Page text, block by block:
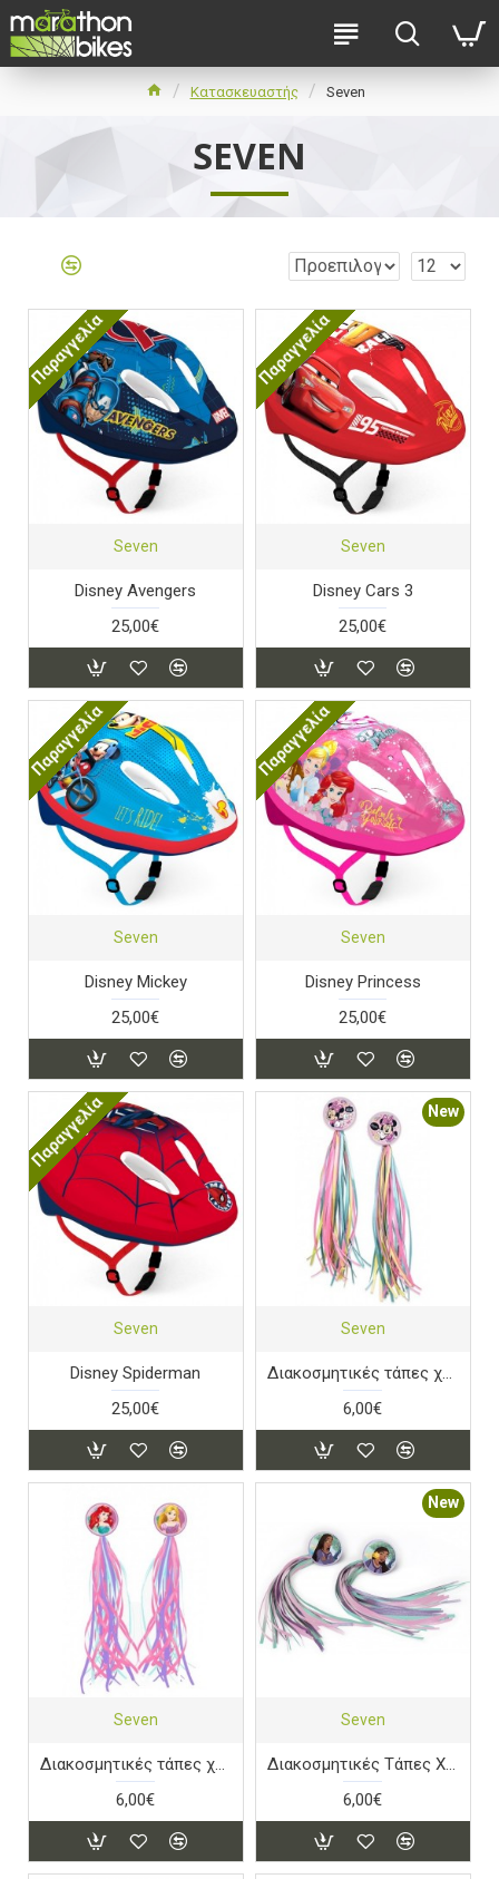
Κατασκευαστής Seven
SEVEN
Παραγγελία
Seven
Disney Avengers
25,00€
Παραγγελία
Seven
Disney Cars 3
25,00€
Παραγγελία
Seven
Disney Mickey
25,00€
Παραγγελία
Seven
Disney Princess
25,00€
Παραγγελία
Seven
Disney Spiderman
25,00€
New
Seven
Διακοσμητικές τάπες χειρολαβών Disney Minnie
6,00€
Seven
Διακοσμητικές τάπες χειρολαβών Disney Princess
6,00€
New
Seven
Διακοσμητικές Τάπες Χειρολαβών Disney Wish
6,00€